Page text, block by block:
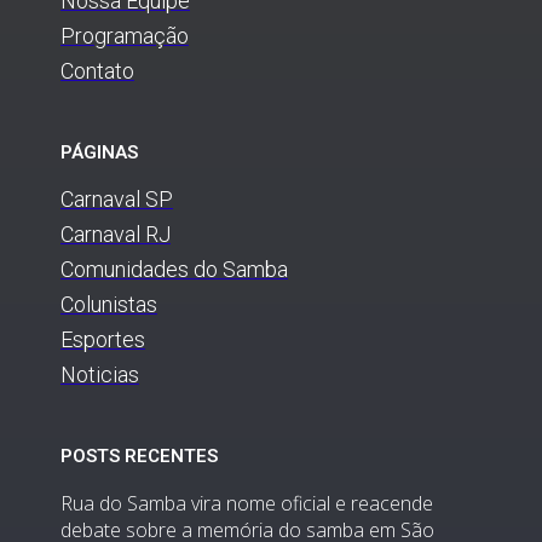
Programação
Contato
PÁGINAS
Carnaval SP
Carnaval RJ
Comunidades do Samba
Colunistas
Esportes
Noticias
POSTS RECENTES
Rua do Samba vira nome oficial e reacende
debate sobre a memória do samba em São